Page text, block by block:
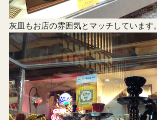
灰皿もお店の雰囲気とマッチしています。